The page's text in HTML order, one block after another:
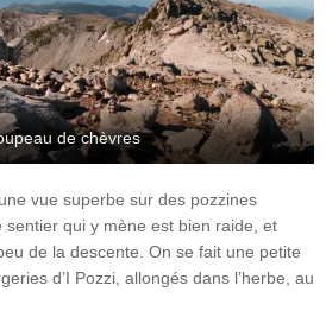
de chèvres
vue superbe sur des pozzines
qui y mène est bien raide, et
de la descente. On se fait une petite
d’I Pozzi, allongés dans l’herbe, au